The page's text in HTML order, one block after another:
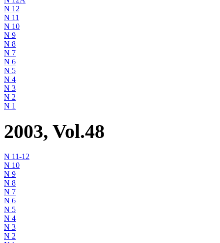
N 12
N 11
N 10
N 9
N 8
N 7
N 6
N 5
N 4
N 3
N 2
N 1
2003, Vol.48
N 11-12
N 10
N 9
N 8
N 7
N 6
N 5
N 4
N 3
N 2